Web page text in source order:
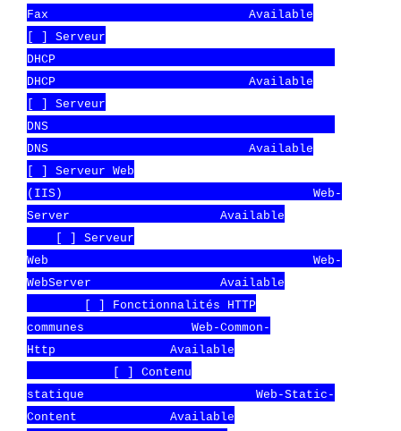
Fax Available
[ ] Serveur
DHCP
DHCP Available
[ ] Serveur
DNS
DNS Available
[ ] Serveur Web
(IIS) Web-
Server Available
[ ] Serveur
Web Web-
WebServer Available
[ ] Fonctionnalités HTTP
communes Web-Common-
Http Available
[ ] Contenu
statique Web-Static-
Content Available